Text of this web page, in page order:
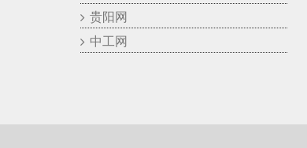
贵阳网
中工网